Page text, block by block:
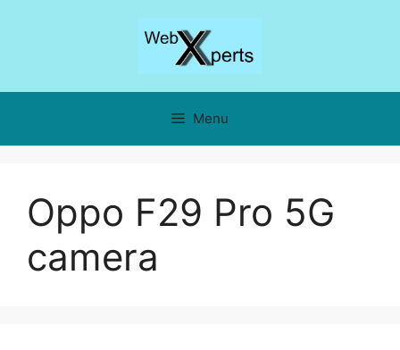
Menu
Oppo F29 Pro 5G
camera